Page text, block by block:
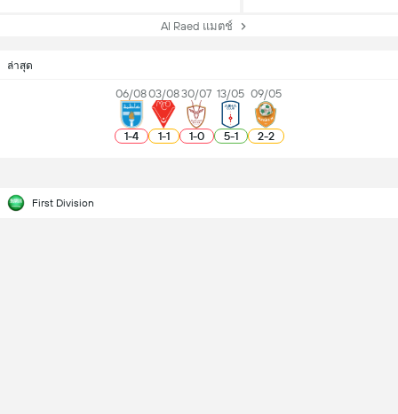
Al Raed แมตช์
ล่าสุด
06/08
1-4
03/08
1-1
30/07
1-0
13/05
5-1
09/05
2-2
First Division